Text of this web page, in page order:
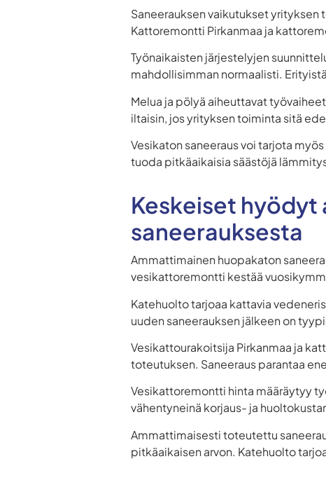
Saneerauksen vaikutukset yrityksen
Kattoremontti Pirkanmaa ja
Työnaikaisten järjestelyjen
mahdollisimman normaalisti.
Melua ja pölyä aiheuttavat
iltaisin, jos yrityksen toiminta sitä
Vesikaton saneeraus voi tarjota
tuoda pitkäaikaisia säästöjä
Keskeiset
saneerauksesta
Ammattimainen huopakaton
vesikattoremontti kestää
Katehuolto tarjoaa kattavia
uuden saneerauksen jälkeen on
Vesikattourakoitsija Pirkanmaa ja
toteutuksen. Saneeraus parantaa
Vesikattoremontti hinta määräytyy
vähentyneinä korjaus- ja
Ammattimaisesti toteutettu
pitkäaikaisen arvon. Katehuolto